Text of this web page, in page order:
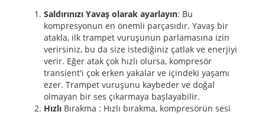
Saldırınızı Yavaş olarak ayarlayın: Bu
kompresyonun en önemli parçasıdır. Yavaş bir
atakla, ilk trampet vuruşunun parlamasına izin
verirsiniz, bu da size istediğiniz çatlak ve enerjiyi
verir. Eğer atak çok hızlı olursa, kompresör
transient'i çok erken yakalar ve içindeki yaşamı
ezer. Trampet vuruşunu kaybeder ve doğal
olmayan bir ses çıkarmaya başlayabilir.
HızlıBırakma : Hızlı bırakma, kompresörün sesi